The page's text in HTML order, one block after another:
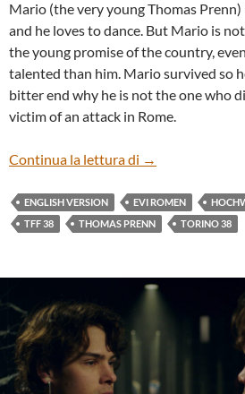
Mario (the very young Thomas
and he loves to dance. But Mario is
the young promise of the country,
talented than him. Mario survived so
bitter end why he is not the one who
victim of an attack in Rome.
Continua la lettura di “HOCHWALD”
→
ENGLISH VERSION EVI ROMEN
TFF 38
THOMAS PRENN TORINO 38